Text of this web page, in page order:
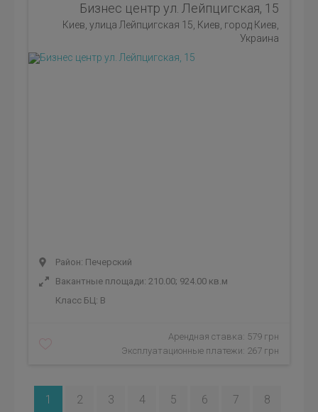
Бизнес центр ул. Лейпцигская, 15
Киев, улица Лейпцигская 15, Киев, город Киев,
Украина
Район: Печерский
Вакантные площади: 210.00; 924.00 кв.м
Класс БЦ: B
Арендная ставка: 579 грн
Эксплуатационные платежи: 267 грн
1 2 3 4 5 6 7 8